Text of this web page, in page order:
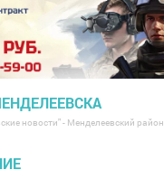
новости" - Менделеевский район